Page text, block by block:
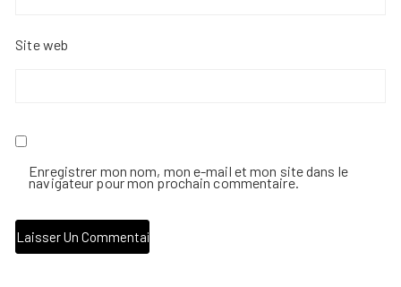
Site web
Enregistrer mon nom, mon e-mail et mon site dans le
navigateur pour mon prochain commentaire.